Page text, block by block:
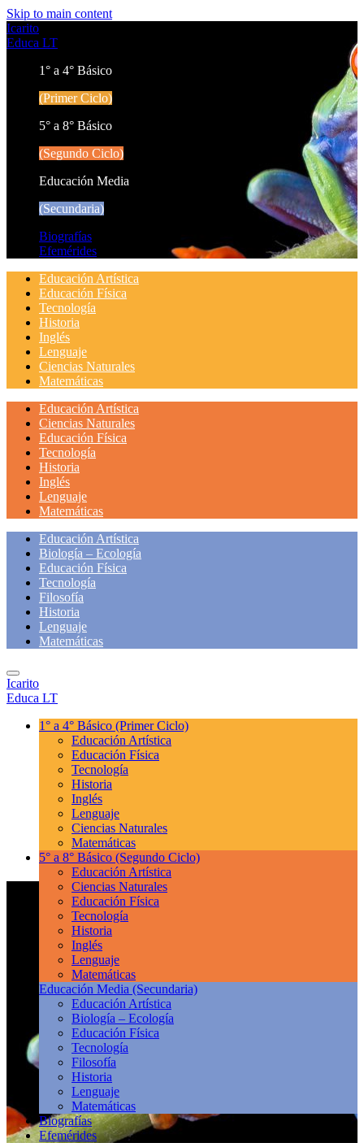
Skip to main content
Icarito
Educa LT
1° a 4° Básico
(Primer Ciclo)
5° a 8° Básico
(Segundo Ciclo)
Educación Media
(Secundaria)
Biografías
Efemérides
Educación Artística
Educación Física
Tecnología
Historia
Inglés
Lenguaje
Ciencias Naturales
Matemáticas
Educación Artística
Ciencias Naturales
Educación Física
Tecnología
Historia
Inglés
Lenguaje
Matemáticas
Educación Artística
Biología – Ecología
Educación Física
Tecnología
Filosofía
Historia
Lenguaje
Matemáticas
Icarito
Educa LT
1° a 4° Básico (Primer Ciclo)
Educación Artística
Educación Física
Tecnología
Historia
Inglés
Lenguaje
Ciencias Naturales
Matemáticas
5° a 8° Básico (Segundo Ciclo)
Educación Artística
Ciencias Naturales
Educación Física
Tecnología
Historia
Inglés
Lenguaje
Matemáticas
Educación Media (Secundaria)
Educación Artística
Biología – Ecología
Educación Física
Tecnología
Filosofía
Historia
Lenguaje
Matemáticas
Biografías
Efemérides